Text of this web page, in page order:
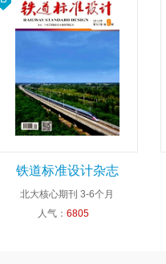
铁道标准设计杂志
北大核心期刊 3-6个月
人气： 6805